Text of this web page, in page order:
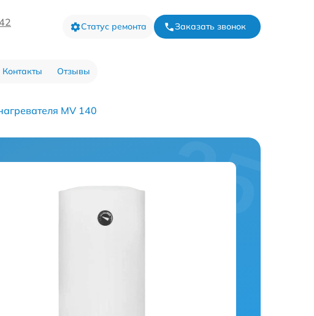
Статус ремонта Заказать звонок
Контакты Отзывы
MV 140